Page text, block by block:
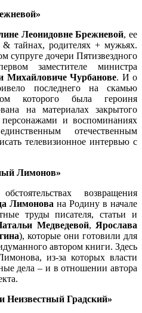
Леонидовне Брежневой, ее
тайнах, родителях + мужьях.
супруге дочери Пятизвездного
заместителе министра
Чурбанове. И о
последнего на скамью
которого была героиня
на материалах закрытого
и воспоминаниях
отечественным
телевизионное интервью с
Лимонов»
возвращения
Лимонова на Родину в начале
труды писателя, статьи и
Медведевой, Ярослава
), которые они готовили для
автором книги. Здесь
из-за которых власти
дела – и в отношении автора
Неизвестный Градский»